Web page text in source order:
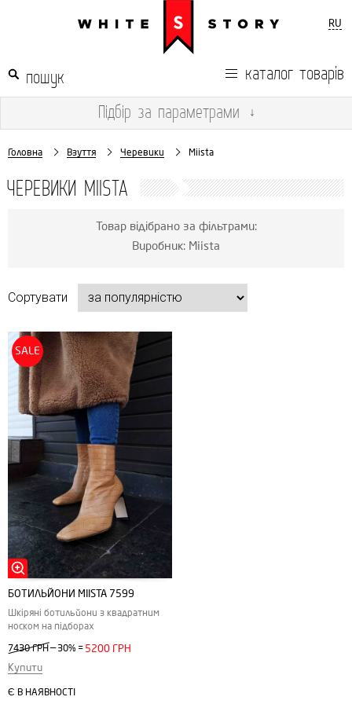
RU
каталог товарів
Підбір за параметрами ↓
Головна Взуття Черевики Miista
ЧЕРЕВИКИ MIISTA
Товар відібрано за фільтрами:
Виробник: Miista
Сортувати
SALE
БОТИЛЬЙОНИ MIISTA 7599
Шкіряні ботильйони з квадратним
носком на підборах
7430 ГРН— 30% = 5200 ГРН
Купити
Є В НАЯВНОСТІ